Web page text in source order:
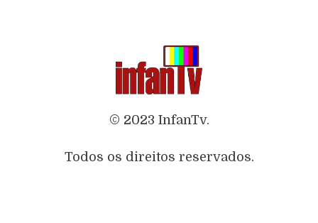
© 2023 InfanTv.
Todos os direitos reservados.